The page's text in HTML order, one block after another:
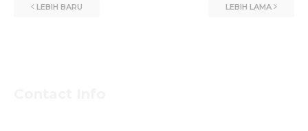
LEBIH BARU LEBIH LAMA